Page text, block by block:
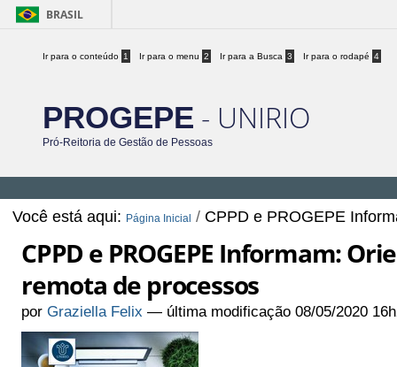
BRASIL
Ir para o conteúdo 1 Ir para o menu 2 Ir para a Busca 3 Ir para o rodapé 4
PROGEPE - UNIRIO
Pró-Reitoria de Gestão de Pessoas
Você está aqui: Página Inicial / CPPD e PROGEPE
CPPD e PROGEPE Informam:
remota de processos
porGraziella Felix — última modificação 08/05/2020